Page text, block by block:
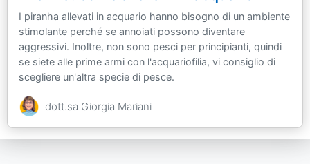
I piranha allevati in acquario hanno bisogno di un ambiente
stimolante perché se annoiati possono diventare
aggressivi. Inoltre, non sono pesci per principianti, quindi
se siete alle prime armi con l'acquariofilia, vi consiglio di
scegliere un'altra specie di pesce.
dott.sa Giorgia Mariani